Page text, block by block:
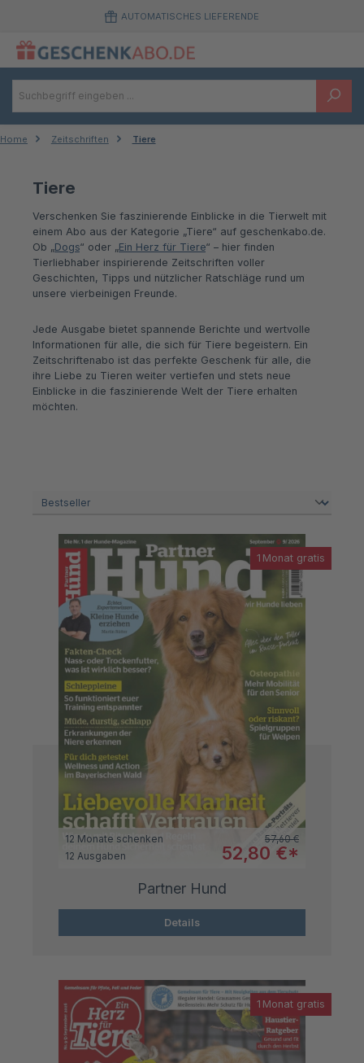
Zum Hauptinhalt springenAUTOMATISCHES LIEFERENDE
Home Zeitschriften Tiere
Tiere
Verschenken Sie faszinierende Einblicke in die Tierwelt mit
einem Abo aus der Kategorie „Tiere“ auf geschenkabo.de.
Ob „Dogs“ oder „Ein Herz für Tiere“ – hier finden
Tierliebhaber inspirierende Zeitschriften voller
Geschichten, Tipps und nützlicher Ratschläge rund um
unsere vierbeinigen Freunde.
Jede Ausgabe bietet spannende Berichte und wertvolle
Informationen für alle, die sich für Tiere begeistern. Ein
Zeitschriftenabo ist das perfekte Geschenk für alle, die
ihre Liebe zu Tieren weiter vertiefen und stets neue
Einblicke in die faszinierende Welt der Tiere erhalten
möchten.
1 Monat gratis
12 Monate schenken Regulärer Preis:
57,60 €
12 Ausgaben
Verkaufspreis:
52,80 €*
Partner Hund
Details
1 Monat gratis